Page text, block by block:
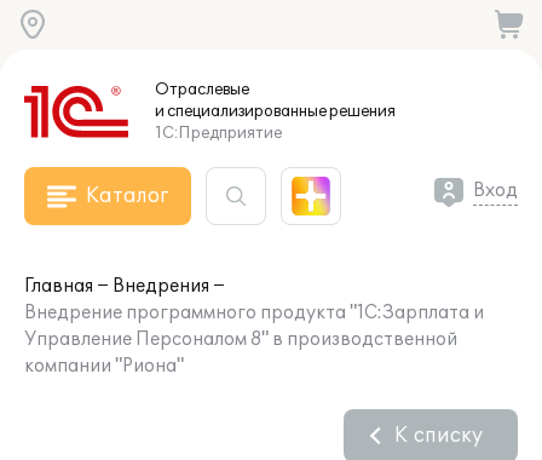
Отраслевые
и специализированныерешения
1С:Предприятие
Каталог Вход
Главная
Внедрения
Внедрение программного продукта "1С:Зарплата и
Управление Персоналом 8" в производственной
компании "Риона"
К списку